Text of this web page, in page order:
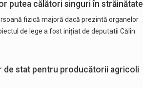
putea călători singuri în străinătate
fizică majoră dacă prezintă organelor
de lege a fost inițiat de deputatii Călin
de stat pentru producătorii agricoli